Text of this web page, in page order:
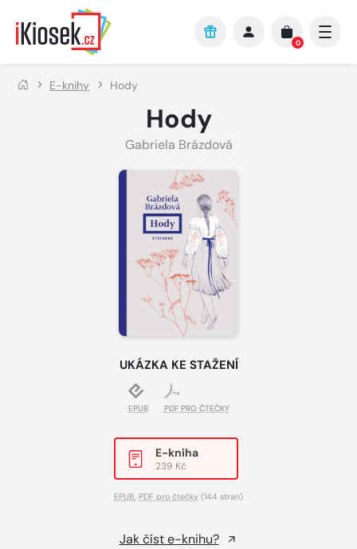
Přejít na hlavní obsah
0
E-knihy Hody
Hody
Gabriela Brázdová
UKÁZKA KE STAŽENÍ
EPUB PDF PRO ČTEČKY
E-kniha
239 Kč
EPUB, PDF pro čtečky (144 stran)
Jak číst e-knihu?